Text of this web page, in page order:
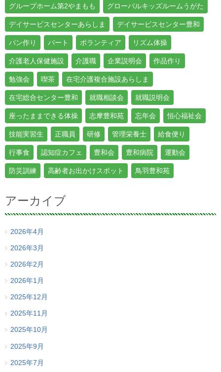
グループホーム第2やまもも グローバルキッズルームうがた
デイサービスセンターあらしま デイサービスセンター豊和
パン作り パート ボランティア リズム体操
介護老人保健施設 介護職 企業説明会 作品作り
勉強会 喫茶 在宅介護複合施設あらしま
在宅総合センター豊和 就職相談会 就職説明会
座ったままできる体操 志摩豊和苑 忘年会 恒心福祉会
技能実習生 正職員 研修 管理栄養士 給食便り
行事食 認知症カフェ 豊和会 豊和病院 運動会
防災訓練 高齢者お出かけスポット 鳥羽豊和苑
アーカイブ
2026年4月
2026年3月
2026年2月
2026年1月
2025年12月
2025年11月
2025年10月
2025年9月
2025年7月